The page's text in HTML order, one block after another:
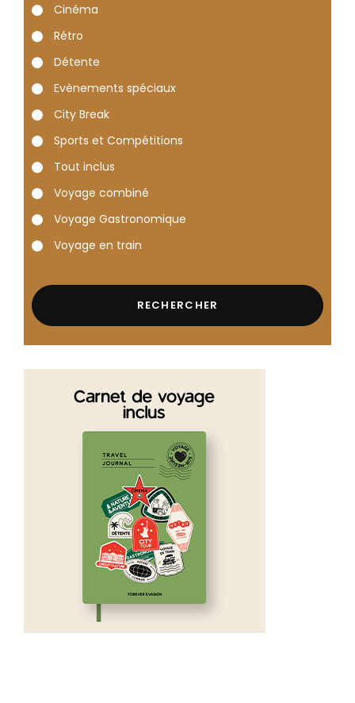
Cinéma
Rétro
Détente
Evènements spéciaux
City Break
Sports et Compétitions
Tout inclus
Voyage combiné
Voyage Gastronomique
Voyage en train